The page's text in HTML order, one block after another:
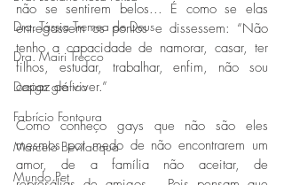
Dra. Tássia Tremea de Deus
Dra. Mairi Trecco
Design gráfico
Fabrício Fontoura
Marcelo Bevilacqua
Mundo Pet
não se sentirem belos... É como se elas
entregassem os pontos e dissessem: “Não
tenho a capacidade de namorar, casar, ter
filhos, estudar, trabalhar, enfim, não sou
capaz de viver.”
Como conheço gays que não são eles
mesmos por medo de não encontrarem um
amor, de a família não aceitar, de